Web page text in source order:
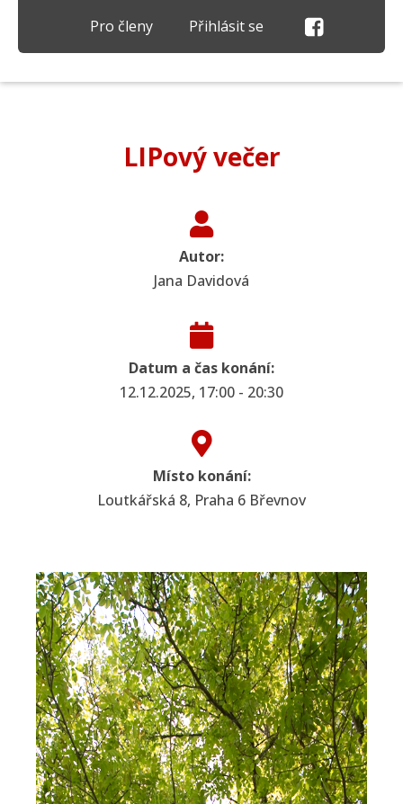
Pro členy Přihlásit se
LIPový večer
Autor:
Jana Davidová
Datum a čas konání:
12.12.2025, 17:00 - 20:30
Místo konání:
Loutkářská 8, Praha 6 Břevnov